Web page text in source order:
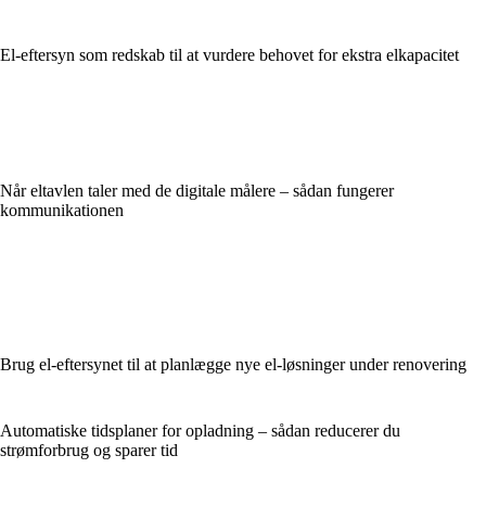
El-eftersyn som redskab til at vurdere behovet for ekstra elkapacitet
Når eltavlen taler med de digitale målere – sådan fungerer
kommunikationen
Brug el-eftersynet til at planlægge nye el-løsninger under renovering
Automatiske tidsplaner for opladning – sådan reducerer du
strømforbrug og sparer tid